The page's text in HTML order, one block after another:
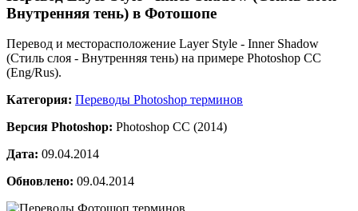
Внутренняя тень) в Фотошопе
Перевод и месторасположение Layer Style - Inner Shadow
(Стиль слоя - Внутренняя тень) на примере Photoshop CC
(Eng/Rus).
Категория: Переводы Photoshop терминов
Версия Photoshop: Photoshop CC (2014)
Дата: 09.04.2014
Обновлено: 09.04.2014